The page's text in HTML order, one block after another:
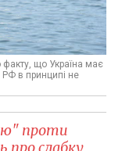
що Україна має
в принципі не
проти